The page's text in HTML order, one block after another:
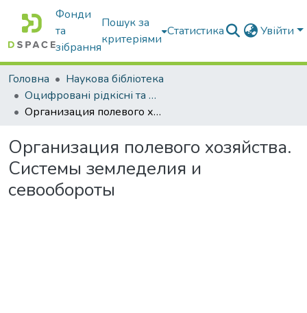
Фонди
та
зібрання
Пошук за
критеріями
Статистика Увійти
Головна
Наукова бібліотека
Оцифровані рідкісні та цінні видання з фонду наукової бібліотеки
Организация полевого хозяйства. Системы земледелия и севообороты
Организация полевого хозяйства.
Системы земледелия и
севообороты